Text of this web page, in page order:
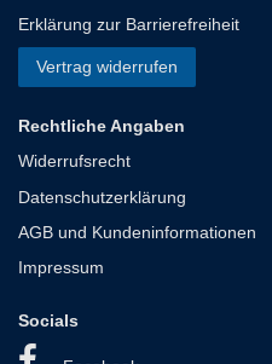
Erklärung zur Barrierefreiheit
Vertrag widerrufen
Rechtliche Angaben
Widerrufsrecht
Datenschutzerklärung
AGB und Kundeninformationen
Impressum
Socials